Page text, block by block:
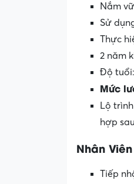
Nắm
Sử
Thực
2 năm
Độ
Mức
Lộ
hợp
Nhân
Tiếp